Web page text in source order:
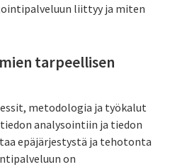
liittyy ja miten
tarpeellisen
metodologia ja työkalut
analysointiin ja tiedon
epäjärjestystä ja tehotonta
on